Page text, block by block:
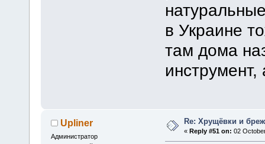
в Украине
там дома
Upliner
Администратор
Re: Хрущёвки и
«Reply #51 on: 02